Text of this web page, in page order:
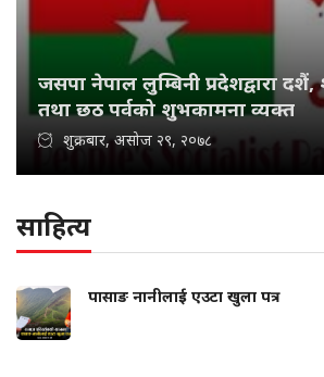
जसपा नेपाल लुम्बिनी प्रदेशद्वारा
तथा छठ पर्वको शुभकामना व्यक्त
शुक्रबार, असोज २९, २०७८
साहित्य
पासाङ नानीलाई एउटा खुला पत्र